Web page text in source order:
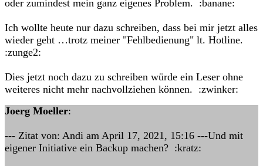
oder zumindest mein ganz eigenes Problem. :banane:
Ich wollte heute nur dazu schreiben, dass bei mir jetzt alles
wieder geht …trotz meiner "Fehlbedienung" lt. Hotline.
:zunge2:
Dies jetzt noch dazu zu schreiben würde ein Leser ohne
weiteres nicht mehr nachvollziehen können. :zwinker:
Joerg Moeller:
--- Zitat von: Andi am April 17, 2021, 15:16 ---Und mit
eigener Initiative ein Backup machen? :kratz: